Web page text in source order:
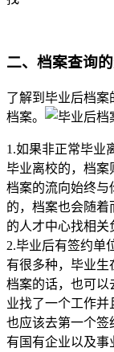
二、档案查询
了解到毕业后档案
档案。
1.如果非正常毕业
毕业离校的，档案
档案的流向始终与
的，档案也会随
的人才中心找相关
2.毕业后有签约单
有很多种，毕业生
档案的话，也可以
业找了一个工作
也应该去第一个签
有国有企业以及事